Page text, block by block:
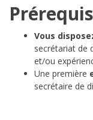
Prérequis
Vous
secrétariat de
et/ou
Une première
secrétaire de